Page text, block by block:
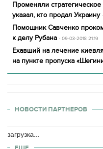
Променяли
указал, кто продал Украину
Помощник Савченко
к делу Рубана - 09-03-2018 21:19
Ехавший на лечение
на пункте пропуска
НОВОСТИ ПАРТНЕРОВ
загрузка...